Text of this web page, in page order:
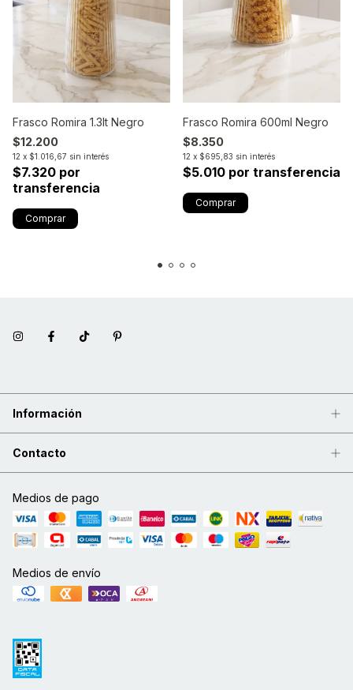
Frasco Romira 1.3lt Negro
$12.200
12 x $1.016,67 sin interés
$7.320 por
transferencia
Frasco Romira 600ml Negro
$8.350
12 x $695,83 sin interés
$5.010 por transferencia
Información
Contacto
Medios de pago
Medios de envío